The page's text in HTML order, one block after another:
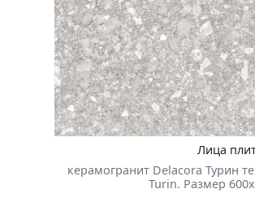
Лица
керамогранит Delacora Турин
Turin. Размер